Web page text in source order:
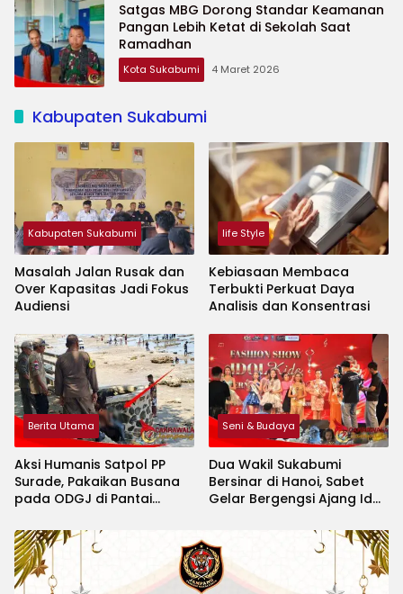
Satgas MBG Dorong Standar Keamanan
Pangan Lebih Ketat di Sekolah Saat
Ramadhan
Kota Sukabumi 4 Maret 2026
Kabupaten Sukabumi
Kabupaten Sukabumi
Masalah Jalan Rusak dan
Over Kapasitas Jadi Fokus
Audiensi
life Style
Kebiasaan Membaca
Terbukti Perkuat Daya
Analisis dan Konsentrasi
Berita Utama
Aksi Humanis Satpol PP
Surade, Pakaikan Busana
pada ODGJ di Pantai
Seni & Budaya
Dua Wakil Sukabumi
Bersinar di Hanoi, Sabet
Gelar Bergengsi Ajang Idol